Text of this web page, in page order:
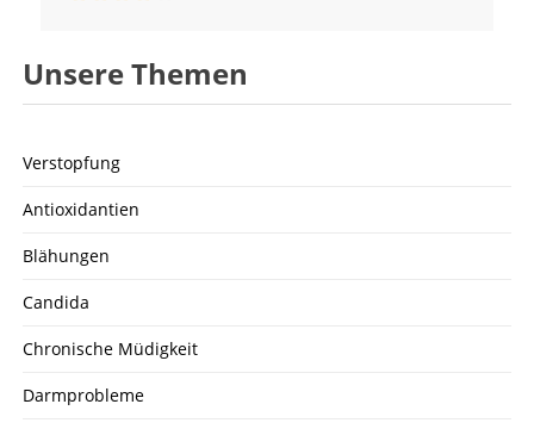
Unsere Themen
Verstopfung
Antioxidantien
Blähungen
Candida
Chronische Müdigkeit
Darmprobleme